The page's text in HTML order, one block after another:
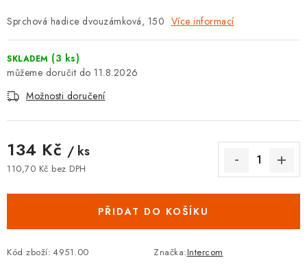
OBCHODNÍ PODMÍNKY
🚚 STAV OBJEDNÁVKY
VRÁCENÍ ZBOŽÍ A REKLAMACE
MOJE OBJEDNÁVKA
Sprchová hadice dvouzámková, 150 Více informací
SKLADEM (3 ks)
11.8.2026
Možnosti doručení
134 Kč / ks
110,70 Kč bez DPH
PŘIDAT DO KOŠÍKU
Kód zboží: 4951.00 Značka:Intercom